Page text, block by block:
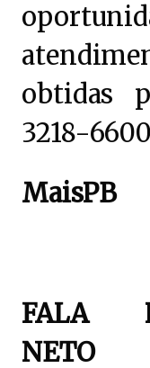
obtidas
3218-
MaisPB
FALA
NETO